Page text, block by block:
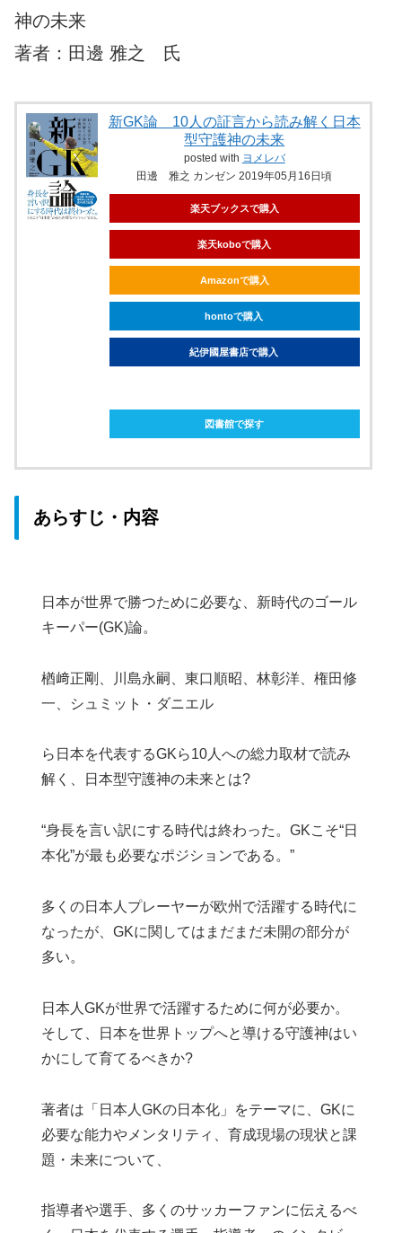
神の未来
著者：田邊 雅之 氏
新GK論 10人の証言から読み解く日本
型守護神の未来
posted with ヨメレバ
田邊 雅之 カンゼン 2019年05月16日頃
楽天ブックスで購入
楽天koboで購入
Amazonで購入
hontoで購入
紀伊國屋書店で購入
図書館で探す
あらすじ・内容
日本が世界で勝つために必要な、新時代のゴール
キーパー(GK)論。
楢﨑正剛、川島永嗣、東口順昭、林彰洋、権田修
一、シュミット・ダニエル
ら日本を代表するGKら10人への総力取材で読み
解く、日本型守護神の未来とは?
“身長を言い訳にする時代は終わった。GKこそ“日
本化”が最も必要なポジションである。”
多くの日本人プレーヤーが欧州で活躍する時代に
なったが、GKに関してはまだまだ未開の部分が
多い。
日本人GKが世界で活躍するために何が必要か。
そして、日本を世界トップへと導ける守護神はい
かにして育てるべきか?
著者は「日本人GKの日本化」をテーマに、GKに
必要な能力やメンタリティ、育成現場の現状と課
題・未来について、
指導者や選手、多くのサッカーファンに伝えるべ